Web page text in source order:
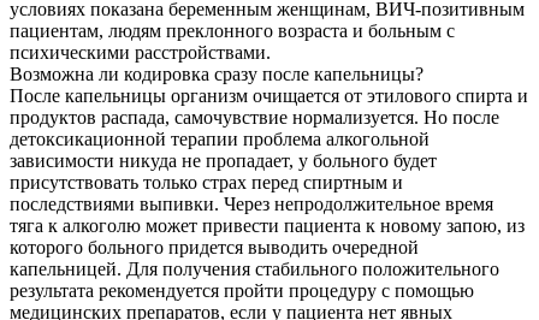
условиях показана беременным женщинам, ВИЧ-позитивным
пациентам, людям преклонного возраста и больным с
психическими расстройствами.
Возможна ли кодировка сразу после капельницы?
После капельницы организм очищается от этилового спирта и
продуктов распада, самочувствие нормализуется. Но после
детоксикационной терапии проблема алкогольной
зависимости никуда не пропадает, у больного будет
присутствовать только страх перед спиртным и
последствиями выпивки. Через непродолжительное время
тяга к алкоголю может привести пациента к новому запою, из
которого больного придется выводить очередной
капельницей. Для получения стабильного положительного
результата рекомендуется пройти процедуру с помощью
медицинских препаратов, если у пациента нет явных